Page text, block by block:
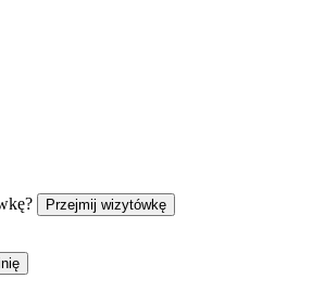
Przejmij wizytówkę